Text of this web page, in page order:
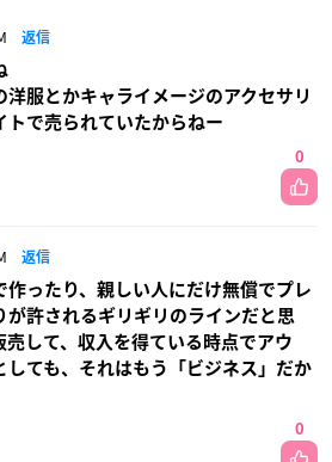
返信
服とかキャライメージのアクセサリ
トで売られていたからねー
0
返信
作ったり、親しい人にだけ無償でプレ
許されるギリギリのラインだと思
売して、収入を得ている時点でアウ
しても、それはもう「ビジネス」だか
0